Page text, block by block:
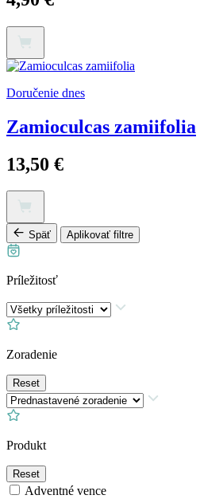
Doručenie dnes
Zamioculcas zamiifolia
13,50 €
Späť Aplikovať filtre
Príležitosť
Zoradenie
Reset
Produkt
Reset
Adventné vence